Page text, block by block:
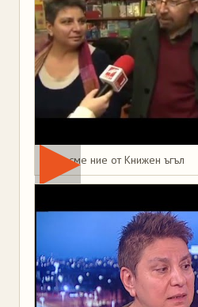
Това сме ние от Книжен ъгъл